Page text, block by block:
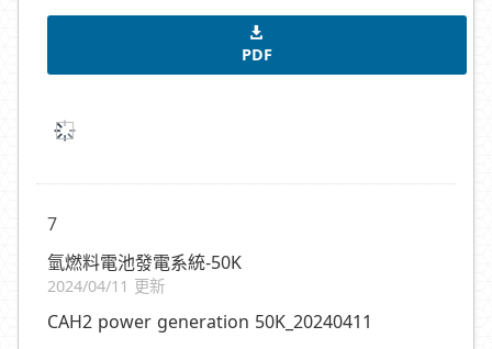
PDF
7
氫燃料電池發電系統-50K
2024/04/11 更新
CAH2 power generation 50K_20240411